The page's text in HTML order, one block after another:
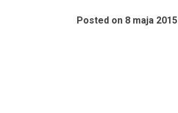
Posted on 8 maja 2015